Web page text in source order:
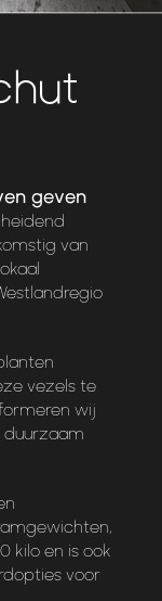
geven
van
vezels te
wij
duurzaam
kilo en is ook
voor